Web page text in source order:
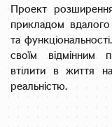
Проект
прикладом
та
своїм відмінним
втілити в життя
реальністю.